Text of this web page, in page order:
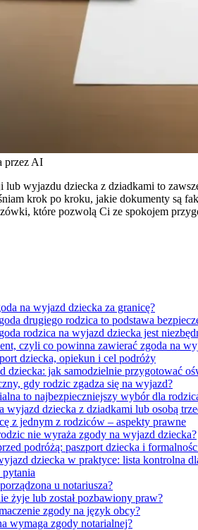
przez AI
wyjazdu dziecka z dziadkami to
krok po kroku, jakie dokumenty są
które pozwolą Ci ze spokojem
na wyjazd dziecka za granicę?
drugiego rodzica to podstawa
rodzica na wyjazd dziecka jest
czyli co powinna zawierać zgoda na
dziecka, opiekun i cel podróży
dziecka: jak samodzielnie przygotować
gdy rodzic zgadza się na wyjazd?
to najbezpieczniejszy wybór dla
wyjazd dziecka z dziadkami lub osobą
z jednym z rodziców – aspekty prawne
nie wyraża zgody na wyjazd dziecka?
podróżą: paszport dziecka i
dziecka w praktyce: lista kontrolna
pytania
u notariusza?
żyje lub został pozbawiony praw?
zgody na język obcy?
wymaga zgody notarialnej?